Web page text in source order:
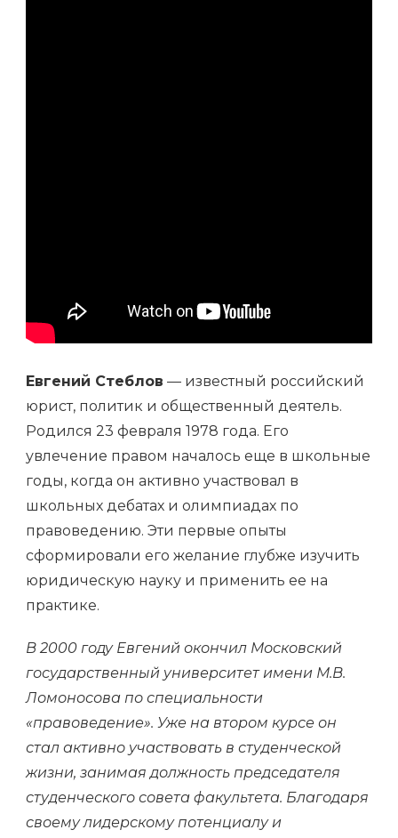
Евгений Стеблов — известный российский
юрист, политик и общественный деятель.
Родился 23 февраля 1978 года. Его
увлечение правом началось еще в школьные
годы, когда он активно участвовал в
школьных дебатах и олимпиадах по
правоведению. Эти первые опыты
сформировали его желание глубже изучить
юридическую науку и применить ее на
практике.
В 2000 году Евгений окончил Московский
государственный университет имени М.В.
Ломоносова по специальности
«правоведение». Уже на втором курсе он
стал активно участвовать в студенческой
жизни, занимая должность председателя
студенческого совета факультета. Благодаря
своему лидерскому потенциалу и